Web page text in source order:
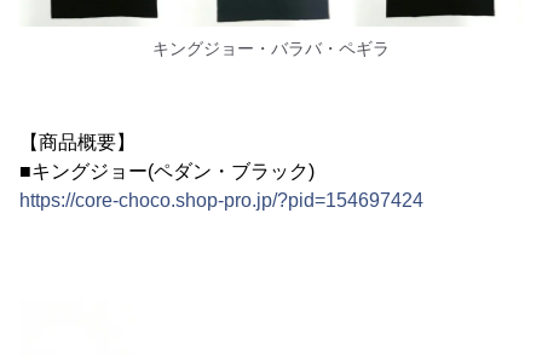
キングジョー・バラバ・ペギラ
【商品概要】
■キングジョー(ペダン・ブラック)
https://core-choco.shop-pro.jp/?pid=154697424